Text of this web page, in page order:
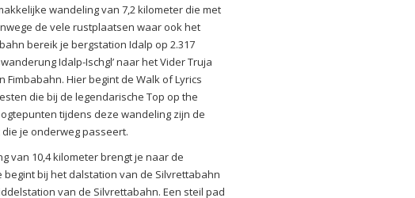
wandeling van 7,2 kilometer die met
de vele rustplaatsen waar ook het
bereik je bergstation Idalp op 2.317
Idalp-Ischgl’ naar het Vider Truja
Hier begint de Walk of Lyrics
die bij de legendarische Top op the
tijdens deze wandeling zijn de
je onderweg passeert.
van 10,4 kilometer brengt je naar de
begint bij het dalstation van de Silvrettabahn
van de Silvrettabahn. Een steil pad